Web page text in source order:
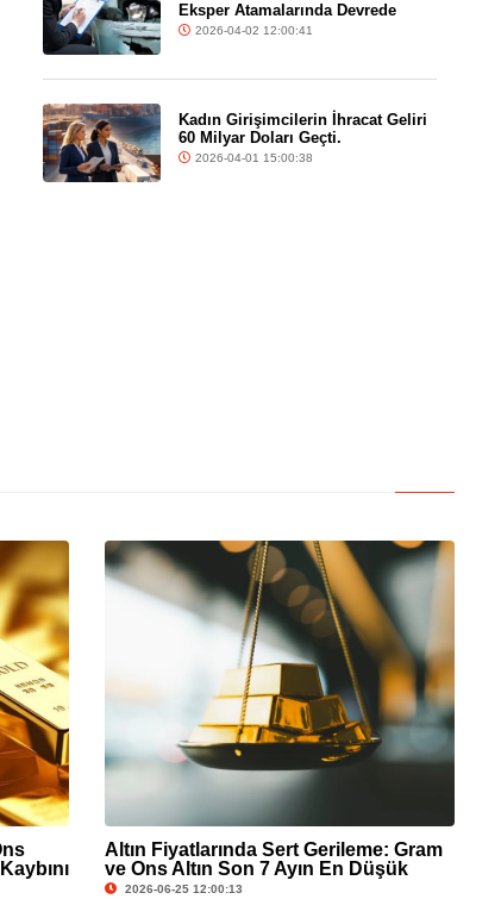
Eksper Atamalarında Devrede
2026-04-02 12:00:41
Kadın Girişimcilerin İhracat Geliri
60 Milyar Doları Geçti.
2026-04-01 15:00:38
Altın Fiyatlarında Sert Gerileme: Gram
ve Ons Altın Son 7 Ayın En Düşük
Seviyesinde
2026-06-25 12:00:13